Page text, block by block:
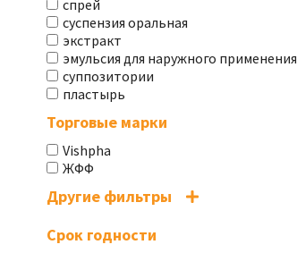
спрей
суспензия оральная
экстракт
эмульсия для наружного применения
суппозитории
пластырь
Торговые марки
Vishpha
ЖФФ
Другие фильтры
Срок годности